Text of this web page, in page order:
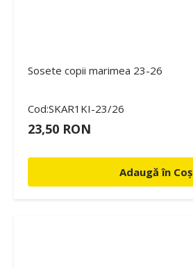
Sosete copii marimea 23-26
Cod:SKAR1KI-23/26
23,50 RON
Adaugă în Coș